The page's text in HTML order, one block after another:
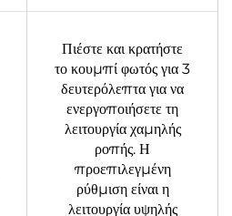
Πιέστε και κρατήστε
το κουμπί φωτός για 3
δευτερόλεπτα για να
ενεργοποιήσετε τη
λειτουργία χαμηλής
ροπής. Η
προεπιλεγμένη
ρύθμιση είναι η
λειτουργία υψηλής